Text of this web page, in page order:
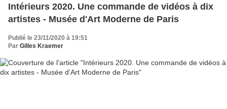
Intérieurs 2020. Une commande de vidéos à dix
artistes - Musée d'Art Moderne de Paris
Publié le 23/11/2020 à 19:51
Par Gilles Kraemer